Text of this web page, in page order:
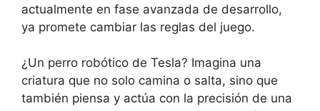
actualmente en fase avanzada de desarrollo,
ya promete cambiar las reglas del juego.
¿Un perro robótico de Tesla? Imagina una
criatura que no solo camina o salta, sino que
también piensa y actúa con la precisión de una